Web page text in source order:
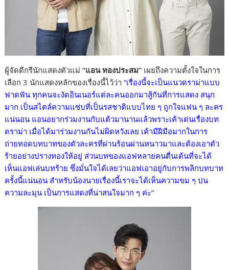
ผู้จัดดีกรีนักแสดงตัวแม่“แอน ทองประสม” เผยถึงความตั้งใจในการ
เลือก 3 นักแสดงหลักของเรื่องนี้ไว้ว่า“เรื่องนี้จะเป็นแนวดราม่าแบบ
ฟาดฟัน ทุกคนจะงัดอินเนอร์แต่ละคนออกมาสู้กันที่การแสดง สนุก
มาก เป็นสไตล์ความแซ่บที่เป็นรสชาติแบบไทย ๆ ถูกใจแฟน ๆ ละคร
แน่นอน แอนอยากร่วมงานกับแต้วมานานแล้วพราะเค้าเด่นเรื่องบท
ดราม่า เมื่อได้มาร่วมงานกันไม่ผิดหวังเลย เค้ามีฝีมือมากในการ
ถ่ายทอดบทบาทของตัวละครที่ผ่านร้อนผ่านหนาวมาและต้องเอาตัว
ร้ายอย่างปรางทองให้อยู่ ส่วนบทของแอฟหลายคนตื่นเต้นที่จะได้
เห็นแอฟเล่นบทร้าย ซึ่งมั่นใจได้เลยว่าแอฟเอาอยู่กับการพลิกบทบาท
ครั้งนี้แน่นอน สำหรับน้องนายเรื่องนี้เราจะได้เห็นความขม ๆ ปน
ความละมุน เป็นการแสดงที่น่าสนใจมาก ๆ ค่ะ”